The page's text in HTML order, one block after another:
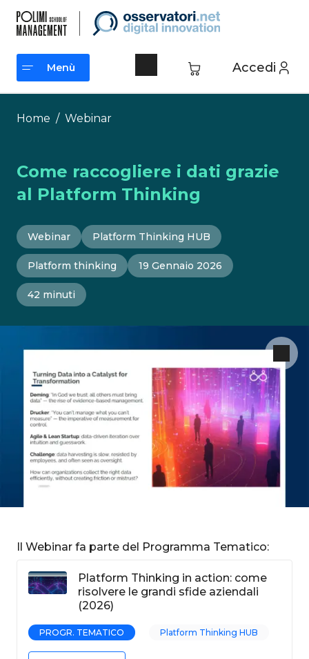
contenuto
Accedi
Menù
Menù
Home / Webinar
Come raccogliere i dati grazie
al Platform Thinking
Webinar Platform Thinking HUB
Platform thinking 19 Gennaio 2026
42 minuti
Il Webinar fa parte del Programma Tematico:
Platform Thinking in action: come
risolvere le grandi sfide aziendali
(2026)
PROGR. TEMATICO Platform Thinking HUB